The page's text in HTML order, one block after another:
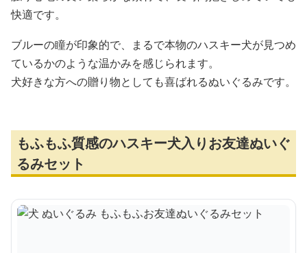
快適です。
ブルーの瞳が印象的で、まるで本物のハスキー犬が見つめ
ているかのような温かみを感じられます。
犬好きな方への贈り物としても喜ばれるぬいぐるみです。
もふもふ質感のハスキー犬入りお友達ぬいぐ
るみセット